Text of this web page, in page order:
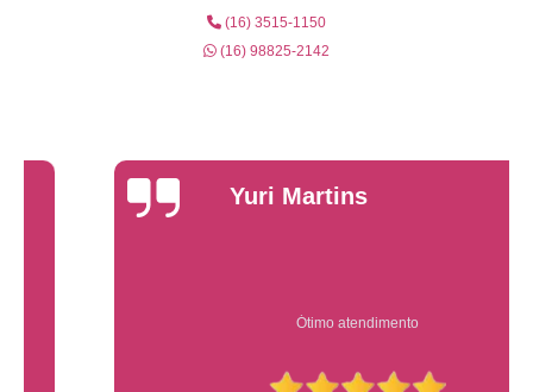
(16) 3515-1150
(16) 98825-2142
Yuri Martins
Ótimo atendimento